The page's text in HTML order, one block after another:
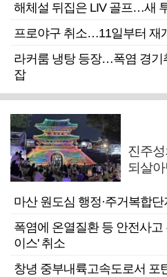
해체설 뒤집은 LIV 골프…새
프로야구 취소…11일부터 재
라커룸 냉탕 등장…폭염 경기
잡
진주
되살
마산 원도심 행정·주거복합
폭염에 온열질환 등 안전사
이스' 취소
창녕 중부내륙고속도로서